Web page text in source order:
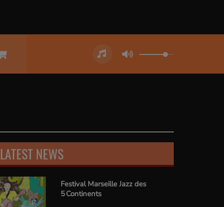
LATEST NEWS
Festival Marseille Jazz des
5 Continents